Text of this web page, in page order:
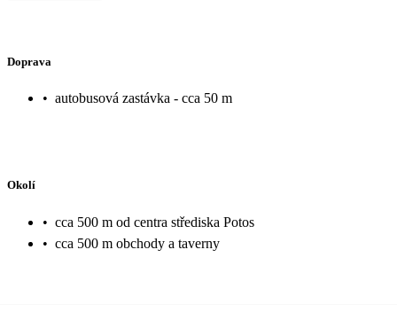
Doprava
• autobusová zastávka - cca 50 m
Okolí
• cca 500 m od centra střediska Potos
• cca 500 m obchody a taverny